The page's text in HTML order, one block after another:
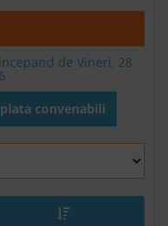
de Vineri, 28
convenabili